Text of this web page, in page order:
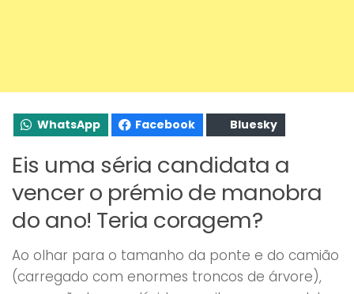
WhatsApp Facebook Bluesky
Eis uma séria candidata a
vencer o prémio de manobra
do ano! Teria coragem?
Ao olhar para o tamanho da ponte e do camião
(carregado com enormes troncos de árvore),